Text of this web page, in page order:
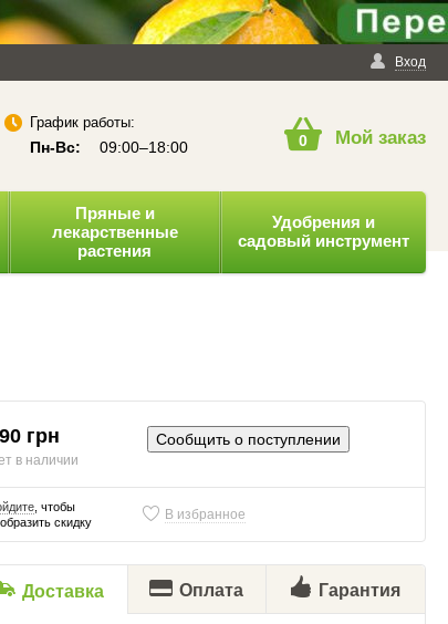
Вход
График работы:
Пн-Вс: 09:00–18:00 0 Мой заказ
Пряные и
лекарственные
растения
Удобрения и
садовый инструмент
грн
в наличии
Сообщить о поступлении
, чтобы
скидку
В избранное
Доставка Оплата Гарантия